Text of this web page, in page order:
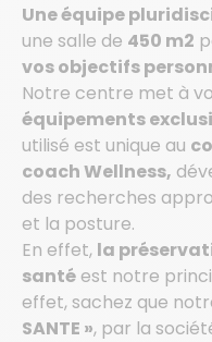
Une équipe
une salle de 450 m2
vos objectifs
Notre centre met à
équipements
utilisé est unique au
coach Wellness,
des recherches
et la posture.
En effet, la
santé est notre
effet, sachez que
SANTE », par la